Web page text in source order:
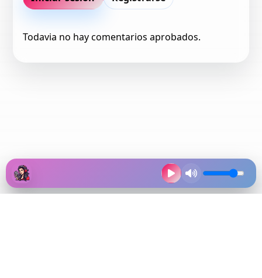
Todavia no hay comentarios aprobados.